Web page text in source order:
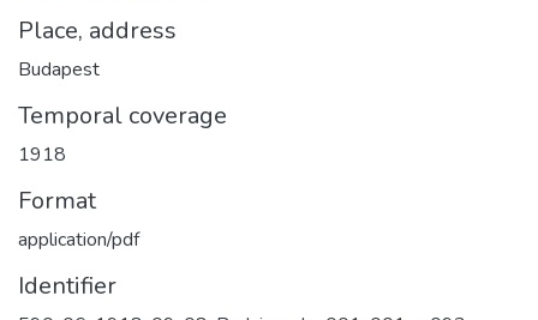
Place, address
Budapest
Temporal coverage
1918
Format
application/pdf
Identifier